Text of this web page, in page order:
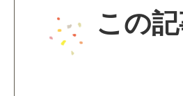
この